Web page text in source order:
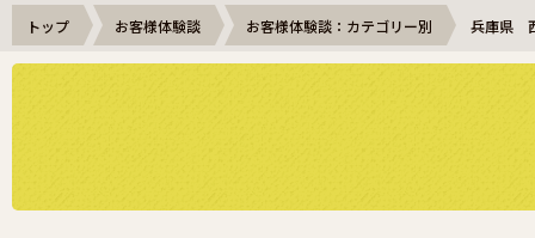
トップ お客様体験談 お客様体験談：カテゴリー別 兵庫県